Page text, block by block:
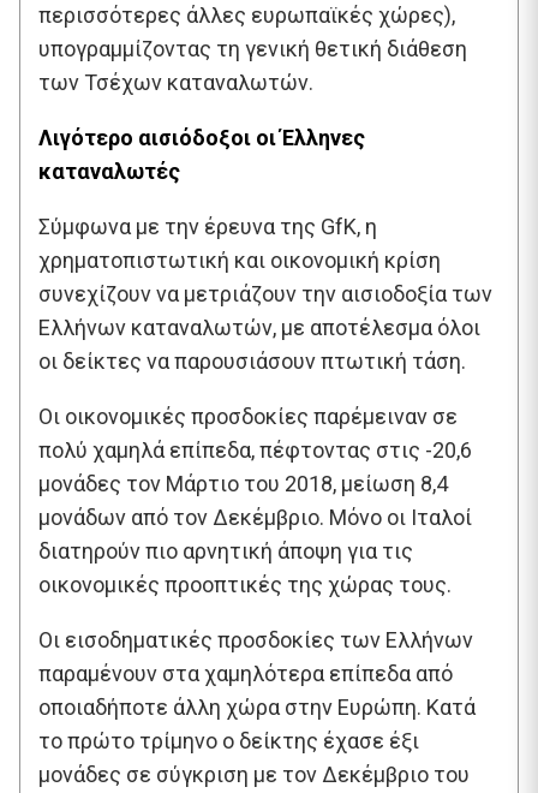
περισσότερες άλλες ευρωπαϊκές χώρες),
υπογραμμίζοντας τη γενική θετική διάθεση
των Τσέχων καταναλωτών.
Λιγότερο αισιόδοξοι οι Έλληνες
καταναλωτές
Σύμφωνα με την έρευνα της GfK, η
χρηματοπιστωτική και οικονομική κρίση
συνεχίζουν να μετριάζουν την αισιοδοξία των
Ελλήνων καταναλωτών, με αποτέλεσμα όλοι
οι δείκτες να παρουσιάσουν πτωτική τάση.
Οι οικονομικές προσδοκίες παρέμειναν σε
πολύ χαμηλά επίπεδα, πέφτοντας στις -20,6
μονάδες τον Μάρτιο του 2018, μείωση 8,4
μονάδων από τον Δεκέμβριο. Μόνο οι Ιταλοί
διατηρούν πιο αρνητική άποψη για τις
οικονομικές προοπτικές της χώρας τους.
Οι εισοδηματικές προσδοκίες των Ελλήνων
παραμένουν στα χαμηλότερα επίπεδα από
οποιαδήποτε άλλη χώρα στην Ευρώπη. Κατά
το πρώτο τρίμηνο ο δείκτης έχασε έξι
μονάδες σε σύγκριση με τον Δεκέμβριο του